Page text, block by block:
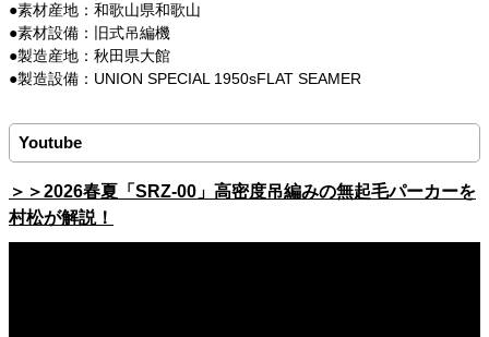
●素材産地：和歌山県和歌山
●素材設備：旧式吊編機
●製造産地：秋田県大館
●製造設備：UNION SPECIAL 1950sFLAT SEAMER
Youtube
＞＞2026春夏「SRZ-00」高密度吊編みの無起毛パーカーを
村松が解説！